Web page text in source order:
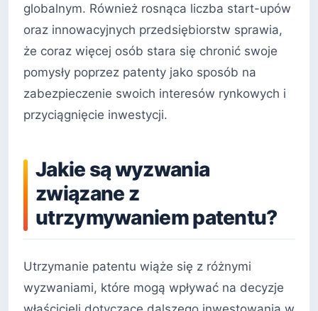
globalnym. Również rosnąca liczba start-upów
oraz innowacyjnych przedsiębiorstw sprawia,
że coraz więcej osób stara się chronić swoje
pomysły poprzez patenty jako sposób na
zabezpieczenie swoich interesów rynkowych i
przyciągnięcie inwestycji.
Jakie są wyzwania
związane z
utrzymywaniem patentu?
Utrzymanie patentu wiąże się z różnymi
wyzwaniami, które mogą wpływać na decyzje